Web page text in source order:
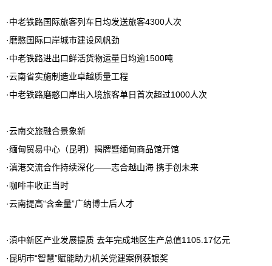
·中老铁路国际旅客列车日均发送旅客4300人次
·磨憨国际口岸城市建设风帆劲
·中老铁路进出口鲜活货物运量日均逾1500吨
·云南省实施制造业卓越质量工程
·中老铁路磨憨口岸出入境旅客单日首次超过1000人次
·云南交旅融合景象新
·缅甸贸易中心（昆明）揭牌暨缅甸商品馆开馆
·滇港交流合作持续深化——志合越山海 携手创未来
·咖啡丰收正当时
·云南提高“含金量”广纳博士后人才
·滇中新区产业发展提质 去年完成地区生产总值1105.17亿元
· 昆明市“智慧”赋能助力机关党建案例获银奖